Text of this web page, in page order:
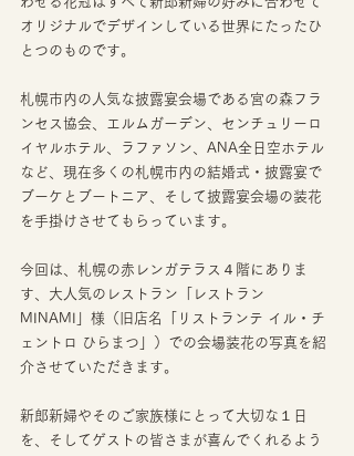
オリジナルでデザインしている世界にたったひ
とつのものです。
札幌市内の人気な披露宴会場である宮の森フラ
ンセス協会、エルムガーデン、センチュリーロ
イヤルホテル、ラファソン、ANA全日空ホテル
など、現在多くの札幌市内の結婚式・披露宴で
ブーケとブートニア、そして披露宴会場の装花
を手掛けさせてもらっています。
今回は、札幌の赤レンガテラス４階にありま
す、大人気のレストラン「レストラン
MINAMI」様（旧店名「リストランテ イル・チ
ェントロ ひらまつ」）での会場装花の写真を紹
介させていただきます。
新郎新婦やそのご家族様にとって大切な１日
を、そしてゲストの皆さまが喜んでくれるよう